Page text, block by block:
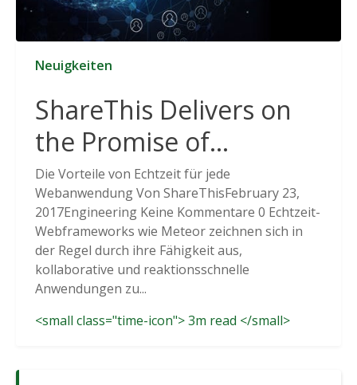
Neuigkeiten
ShareThis Delivers on
the Promise of
Cookieless Data
Solutions
Die Vorteile von Echtzeit für jede
Webanwendung Von ShareThisFebruary 23,
2017Engineering Keine Kommentare 0 Echtzeit-
Webframeworks wie Meteor zeichnen sich in
der Regel durch ihre Fähigkeit aus,
kollaborative und reaktionsschnelle
Anwendungen zu...
<small class="time-icon"> 3m read </small>